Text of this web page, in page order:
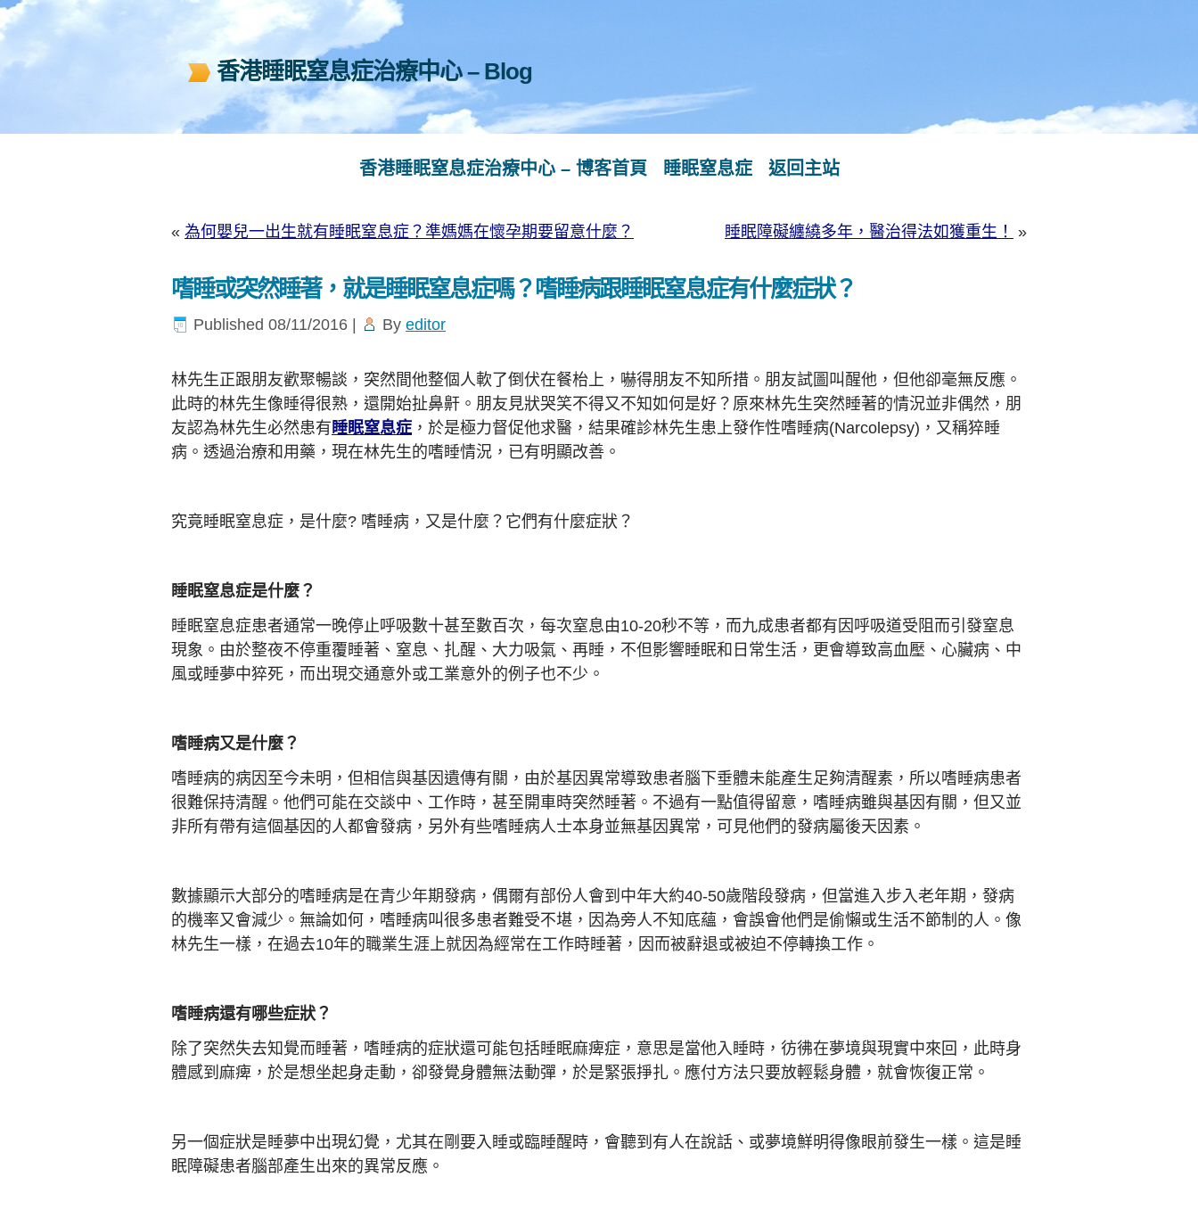
香港睡眠窒息症治療中心 – Blog
香港睡眠窒息症治療中心 – 博客首頁 睡眠窒息症 返回主站
« 為何嬰兒一出生就有睡眠窒息症？準媽媽在懷孕期要留意什麼？ 睡眠障礙纏繞多年，醫治得法如獲重生！ »
嗜睡或突然睡著，就是睡眠窒息症嗎？嗜睡病跟睡眠窒息症有什麼症狀？
Published 08/11/2016 By editor
林先生正跟朋友歡聚暢談，突然間他整個人軟了倒伏在餐枱上，嚇得朋友不知所措。朋友試圖叫醒他，但他卻毫無反應。
此時的林先生像睡得很熟，還開始扯鼻鼾。朋友見狀哭笑不得又不知如何是好？原來林先生突然睡著的情況並非偶然，朋
友認為林先生必然患有 睡眠窒息症 ，於是極力督促他求醫，結果確診林先生患上發作性嗜睡病(Narcolepsy)，又稱猝睡
病。透過治療和用藥，現在林先生的嗜睡情況，已有明顯改善。
究竟睡眠窒息症，是什麼? 嗜睡病，又是什麼？它們有什麼症狀？
睡眠窒息症是什麼？
睡眠窒息症患者通常一晚停止呼吸數十甚至數百次，每次窒息由10-20秒不等，而九成患者都有因呼吸道受阻而引發窒息
現象。由於整夜不停重覆睡著、窒息、扎醒、大力吸氣、再睡，不但影響睡眠和日常生活，更會導致高血壓、心臟病、中
風或睡夢中猝死，而出現交通意外或工業意外的例子也不少。
嗜睡病又是什麼？
嗜睡病的病因至今未明，但相信與基因遺傳有關，由於基因異常導致患者腦下垂體未能產生足夠清醒素，所以嗜睡病患者
很難保持清醒。他們可能在交談中、工作時，甚至開車時突然睡著。不過有一點值得留意，嗜睡病雖與基因有關，但又並
非所有帶有這個基因的人都會發病，另外有些嗜睡病人士本身並無基因異常，可見他們的發病屬後天因素。
數據顯示大部分的嗜睡病是在青少年期發病，偶爾有部份人會到中年大約40-50歲階段發病，但當進入步入老年期，發病
的機率又會減少。無論如何，嗜睡病叫很多患者難受不堪，因為旁人不知底蘊，會誤會他們是偷懶或生活不節制的人。像
林先生一樣，在過去10年的職業生涯上就因為經常在工作時睡著，因而被辭退或被迫不停轉換工作。
嗜睡病還有哪些症狀？
除了突然失去知覺而睡著，嗜睡病的症狀還可能包括睡眠麻痺症，意思是當他入睡時，彷彿在夢境與現實中來回，此時身
體感到麻痺，於是想坐起身走動，卻發覺身體無法動彈，於是緊張掙扎。應付方法只要放輕鬆身體，就會恢復正常。
另一個症狀是睡夢中出現幻覺，尤其在剛要入睡或臨睡醒時，會聽到有人在說話、或夢境鮮明得像眼前發生一樣。這是睡
眠障礙患者腦部產生出來的異常反應。